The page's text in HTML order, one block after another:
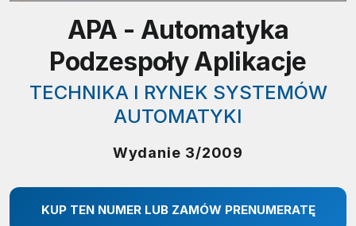
APA - Automatyka
Podzespoły Aplikacje
TECHNIKA I RYNEK SYSTEMÓW
AUTOMATYKI
Wydanie 3/2009
KUP TEN NUMER LUB ZAMÓW PRENUMERATĘ